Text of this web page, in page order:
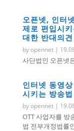
오픈넷, 인터
제로 편입시
대한 반대의
byopennet|
사단법인 오픈넷
인터넷 동영
시키는 방송
byopennet|
OTT 사업자를 방
법 전부개정법률